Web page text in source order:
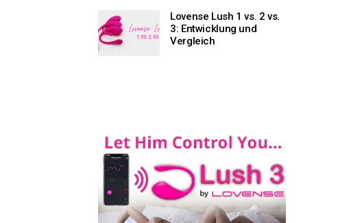
Lovense Lush 1 vs. 2 vs.
3: Entwicklung und
Vergleich